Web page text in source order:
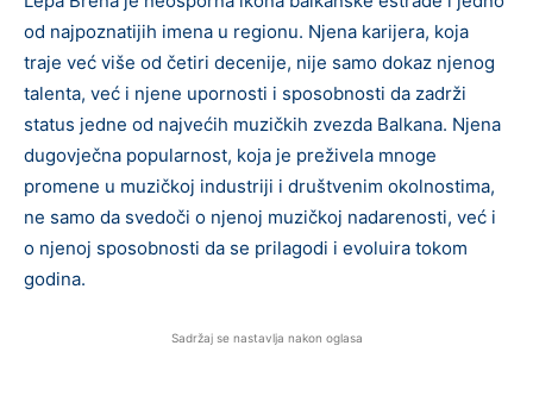
od najpoznatijih imena u regionu. Njena karijera, koja
traje već više od četiri decenije, nije samo dokaz njenog
talenta, već i njene upornosti i sposobnosti da zadrži
status jedne od najvećih muzičkih zvezda Balkana. Njena
dugovječna popularnost, koja je preživela mnoge
promene u muzičkoj industriji i društvenim okolnostima,
ne samo da svedoči o njenoj muzičkoj nadarenosti, već i
o njenoj sposobnosti da se prilagodi i evoluira tokom
godina.
Sadržaj se nastavlja nakon oglasa